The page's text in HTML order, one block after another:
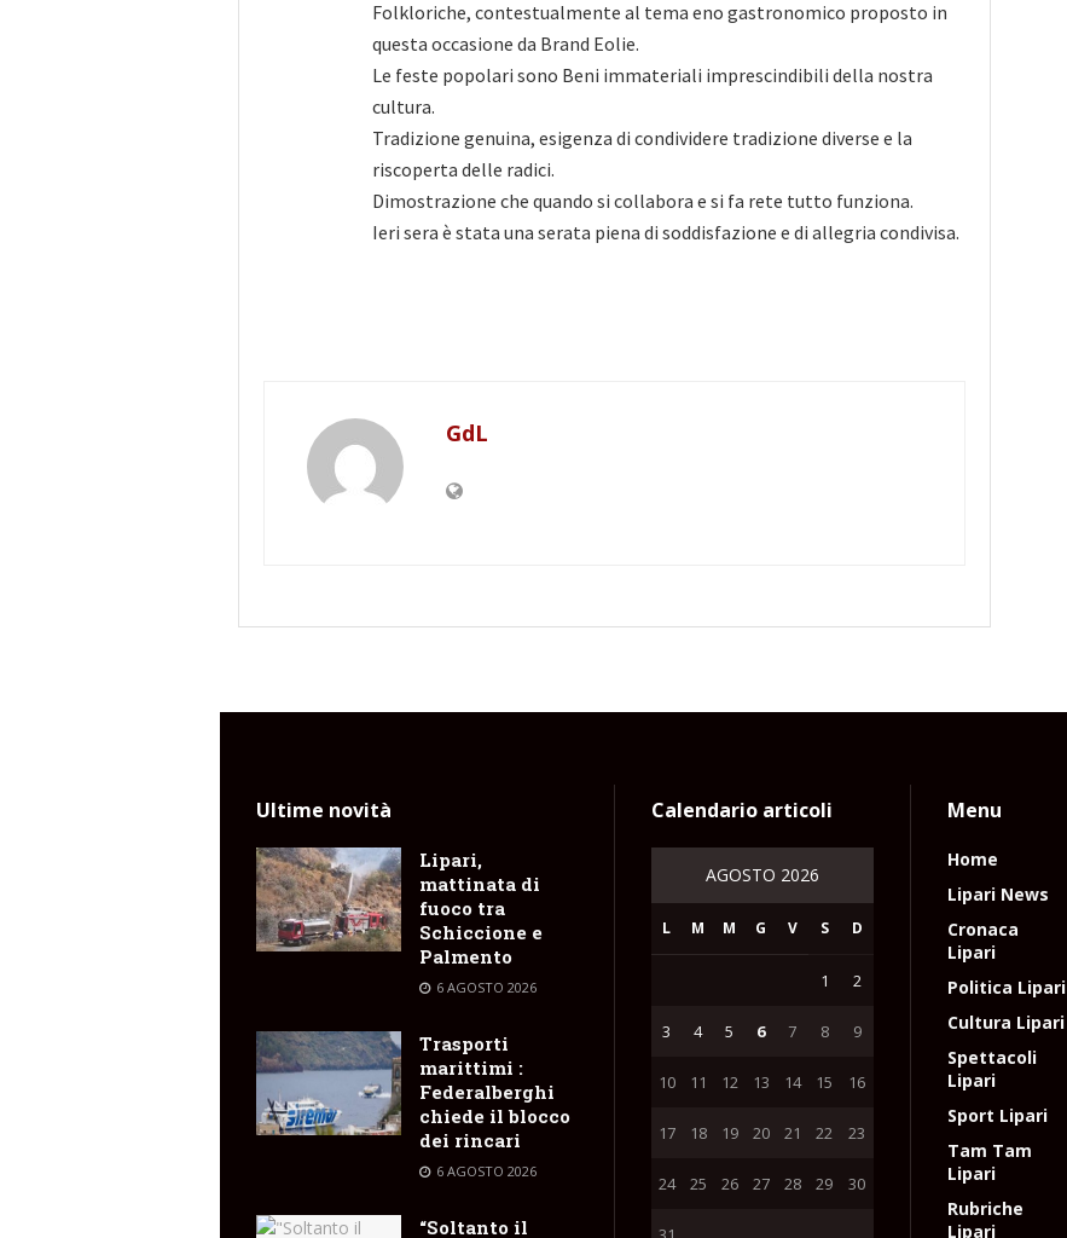
Folkloriche, contestualmente al tema eno gastronomico proposto in
questa occasione da Brand Eolie.
Le feste popolari sono Beni immateriali imprescindibili della nostra
cultura.
Tradizione genuina, esigenza di condividere tradizione diverse e la
riscoperta delle radici.
Dimostrazione che quando si collabora e si fa rete tutto funziona.
Ieri sera è stata una serata piena di soddisfazione e di allegria condivisa.
GdL
Ultime novità
Lipari,
mattinata di
fuoco tra
Schiccione e
Palmento
6 AGOSTO 2026
Trasporti
marittimi :
Federalberghi
chiede il blocco
dei rincari
6 AGOSTO 2026
“Soltanto il
Calendario articoli
AGOSTO 2026
L M M G V S D
1 2
3 4 5 6 7 8 9
10 11 12 13 14 15 16
17 18 19 20 21 22 23
24 25 26 27 28 29 30
Menu
Home
Lipari News
Cronaca
Lipari
Politica Lipari
Cultura Lipari
Spettacoli
Lipari
Sport Lipari
Tam Tam
Lipari
Rubriche
Lipari